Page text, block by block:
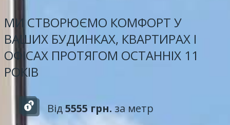
МИ СТВОРЮЄМО КОМФОРТ У
ВАШИХ БУДИНКАХ, КВАРТИРАХ І
ОФІСАХ ПРОТЯГОМ ОСТАННІХ 11
РОКІВ
Від5555 грн. за метр